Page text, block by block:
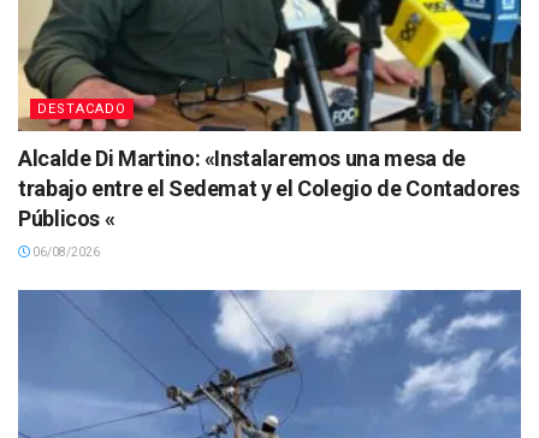
DESTACADO
Alcalde Di Martino: «Instalaremos una mesa de
trabajo entre el Sedemat y el Colegio de Contadores
Públicos «
06/08/2026